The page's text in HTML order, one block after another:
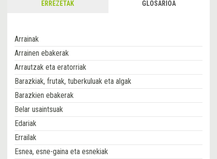
ERREZETAK GLOSARIOA
Arrainak
Arrainen ebakerak
Arrautzak eta eratorriak
Barazkiak, frutak, tuberkuluak eta algak
Barazkien ebakerak
Belar usaintsuak
Edariak
Errailak
Esnea, esne-gaina eta esnekiak